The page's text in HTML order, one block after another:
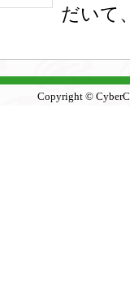
だいて
Copyright ©